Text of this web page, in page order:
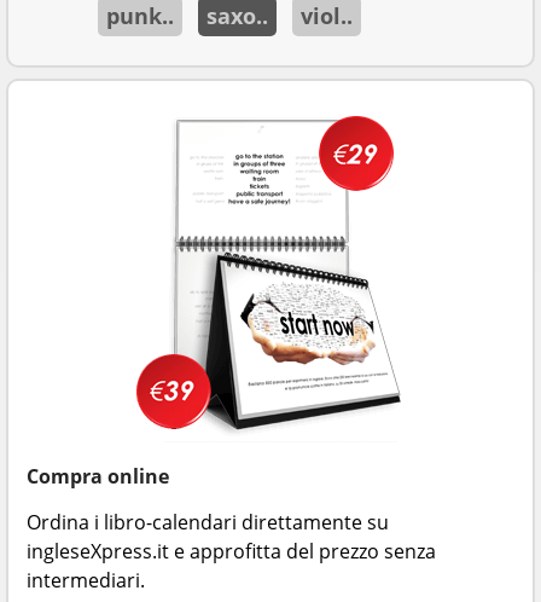
punk..
saxo.. viol..
Compra online
Ordina i libro-calendari direttamente su
ingleseXpress.it e approfitta del prezzo senza
intermediari.